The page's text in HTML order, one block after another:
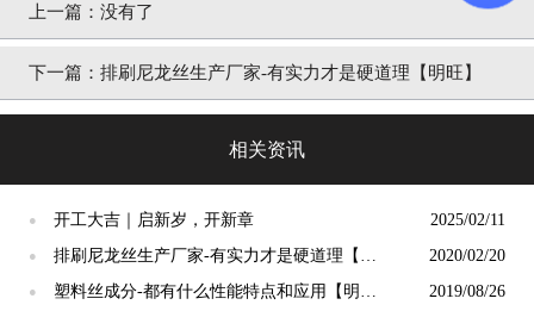
上一篇： 没有了
下一篇： 排刷尼龙丝生产厂家-有实力才是硬道理【明旺】
相关资讯
● 开工大吉｜启新岁，开新章 2025/02/11
●
排刷尼龙丝生产厂家-有实力才是硬道理【明
旺】
2020/02/20
●
塑料丝成分-都有什么性能特点和应用【明
2019/08/26